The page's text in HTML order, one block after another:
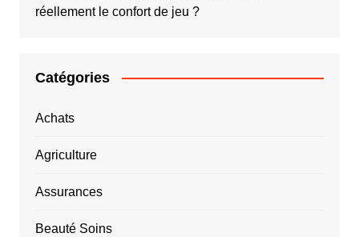
réellement le confort de jeu ?
Catégories
Achats
Agriculture
Assurances
Beauté Soins